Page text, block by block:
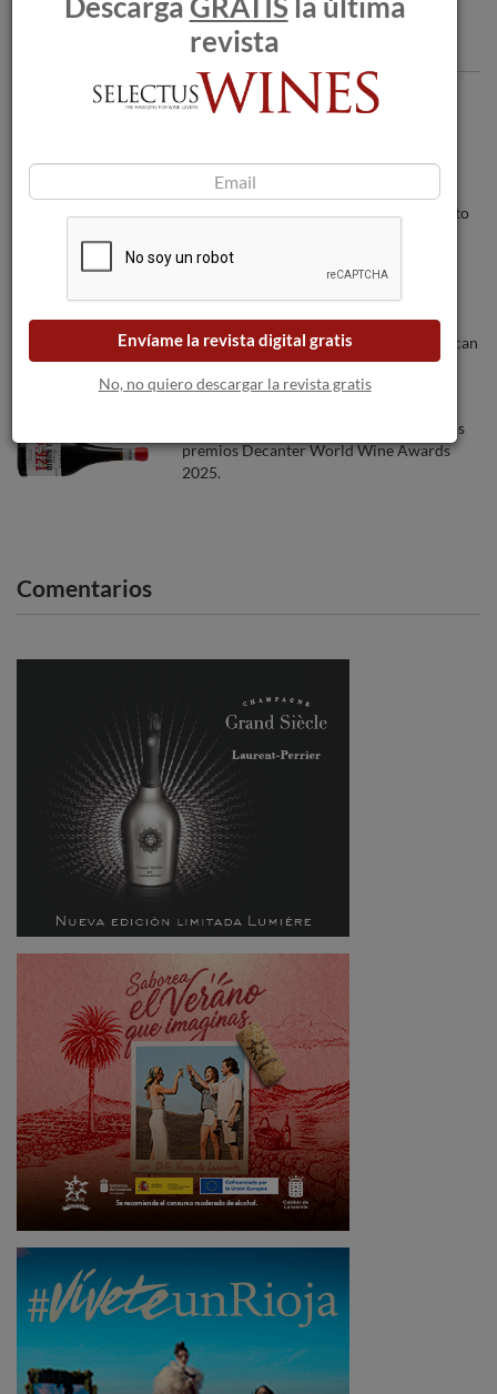
Articulos recomendados
Celler Credo, la apuesta “xarel·lista” de
Bodegas Félix Sanz crece un 20% respecto
sostenible.
Los incendios forestales amenazan a las
bodegas a medida que las llamas se acercan
a Burdeos.
La bodega Marqués el Atrio triunfa en los
premios Decanter World Wine Awards
2025.
Comentarios
revista
Envíame la revista digital gratis
No, no quiero descargar la revista gratis